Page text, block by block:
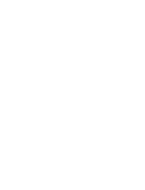
)を提供させていただ
商品です。
定はありません。
商品です。
むを得ず変更すること
｢規制貨物等」とい